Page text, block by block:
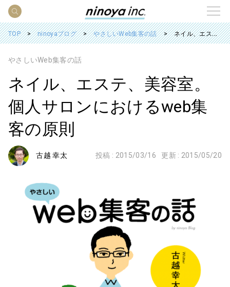
TOP ninoyaブログ やさしいWeb集客の話 ネイル、エステ、美容室。個人サロンにおけるweb集客の原則
やさしいWeb集客の話
ネイル、エステ、美容室。
個人サロンにおけるweb集
客の原則
古越 幸太 投稿 : 2015/03/16 更新 : 2015/05/20